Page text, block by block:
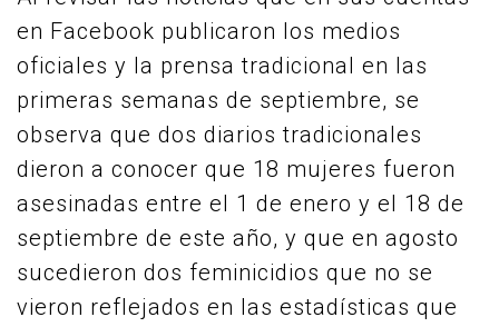
en Facebook publicaron los medios
oficiales y la prensa tradicional en las
primeras semanas de septiembre, se
observa que dos diarios tradicionales
dieron a conocer que 18 mujeres fueron
asesinadas entre el 1 de enero y el 18 de
septiembre de este año, y que en agosto
sucedieron dos feminicidios que no se
vieron reflejados en las estadísticas que